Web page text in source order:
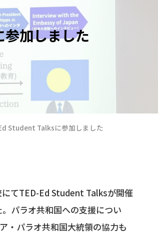
加しました
Student Talksに参加しました
てTED-Ed Student Talksが開催
パラオ共和国への支援につい
・パラオ共和国大統領の協力も